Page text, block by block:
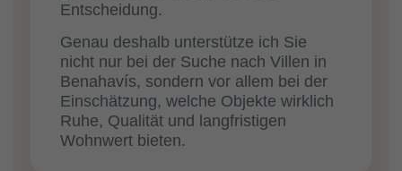
Entscheidung.
Genau deshalb unterstütze ich Sie
nicht nur bei der Suche nach Villen in
Benahavís, sondern vor allem bei der
Einschätzung, welche Objekte wirklich
Ruhe, Qualität und langfristigen
Wohnwert bieten.